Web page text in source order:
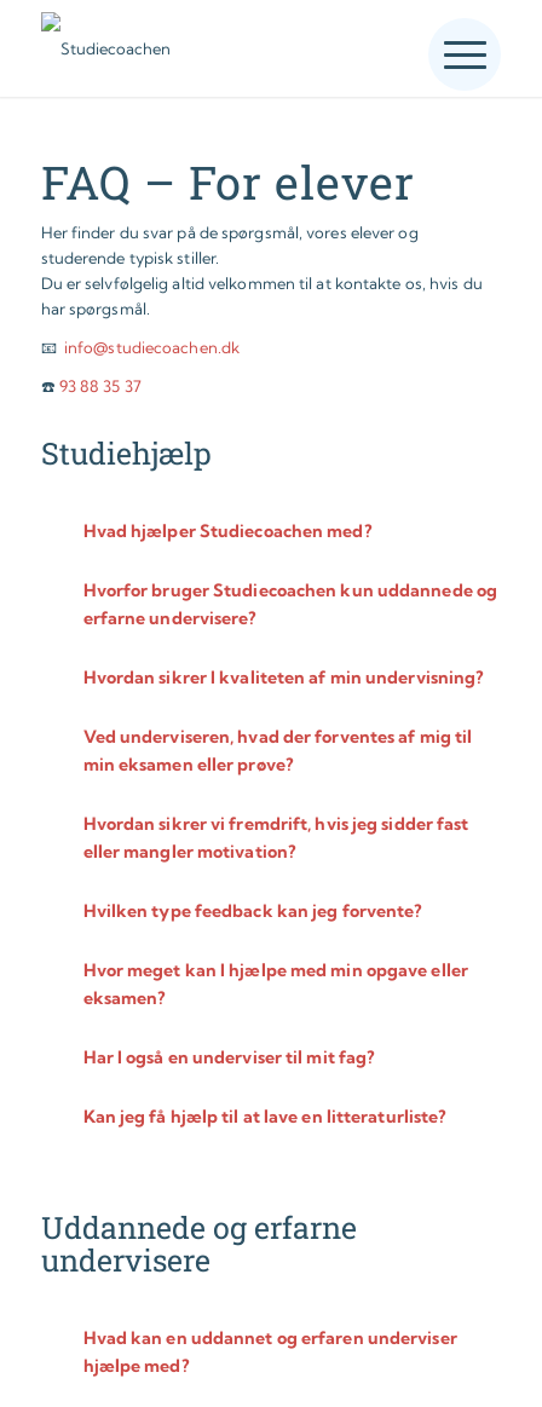
FAQ – For elever
Her finder du svar på de spørgsmål, vores elever og
studerende typisk stiller.
Du er selvfølgelig altid velkommen til at kontakte os, hvis du
har spørgsmål.
📧 info@studiecoachen.dk
☎️ 93 88 35 37
Studiehjælp
Hvad hjælper Studiecoachen med?
Hvorfor bruger Studiecoachen kun uddannede og
erfarne undervisere?
Hvordan sikrer I kvaliteten af min undervisning?
Ved underviseren, hvad der forventes af mig til
min eksamen eller prøve?
Hvordan sikrer vi fremdrift, hvis jeg sidder fast
eller mangler motivation?
Hvilken type feedback kan jeg forvente?
Hvor meget kan I hjælpe med min opgave eller
eksamen?
Har I også en underviser til mit fag?
Kan jeg få hjælp til at lave en litteraturliste?
Uddannede og erfarne
undervisere
Hvad kan en uddannet og erfaren underviser
hjælpe med?